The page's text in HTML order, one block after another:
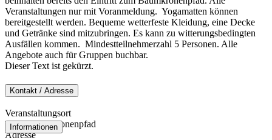
Veranstaltungen nur mit Voranmeldung. Yogamatten können
bereitgestellt werden. Bequeme wetterfeste Kleidung, eine Decke
und Getränke sind mitzubringen. Es kann zu witterungsbedingten
Ausfällen kommen. Mindestteilnehmerzahl 5 Personen. Alle
Angebote auch für Gruppen buchbar.
Dieser Text ist gekürzt.
Kontakt / Adresse
Veranstaltungsort
Baumkronenpfad
Adresse
Informationen